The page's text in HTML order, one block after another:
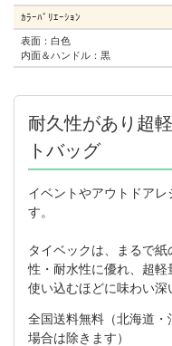
ｶﾗｰﾊﾞﾘｴｰｼｮﾝ
表面：白色
内面＆ハンドル：黒
耐久性があり超
トバッグ
イベントやアウトドア
す。
タイベックは、まるで
性・耐水性に優れ、超軽
使い込むほどに味わい深
全国送料無料（北海道
場合は除きます）